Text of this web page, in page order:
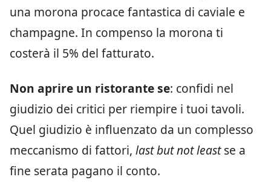
una morona procace fantastica di caviale e
champagne. In compenso la morona ti
costerà il 5% del fatturato.
Non aprire un ristorante se: confidi nel
giudizio dei critici per riempire i tuoi tavoli.
Quel giudizio è influenzato da un complesso
meccanismo di fattori, last but not leastse a
fine serata pagano il conto.